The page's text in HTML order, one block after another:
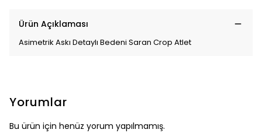
Ürün Açıklaması
Asimetrik Askı Detaylı Bedeni Saran Crop Atlet
Yorumlar
Bu ürün için henüz yorum yapılmamış.